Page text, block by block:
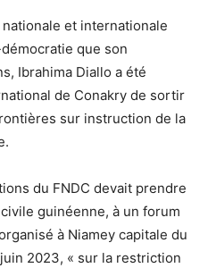
nationale et internationale
que son
Ibrahima Diallo a été
de Conakry de sortir
sur instruction de la
du FNDC devait prendre
guinéenne, à un forum
à Niamey capitale du
2023, « sur la restriction